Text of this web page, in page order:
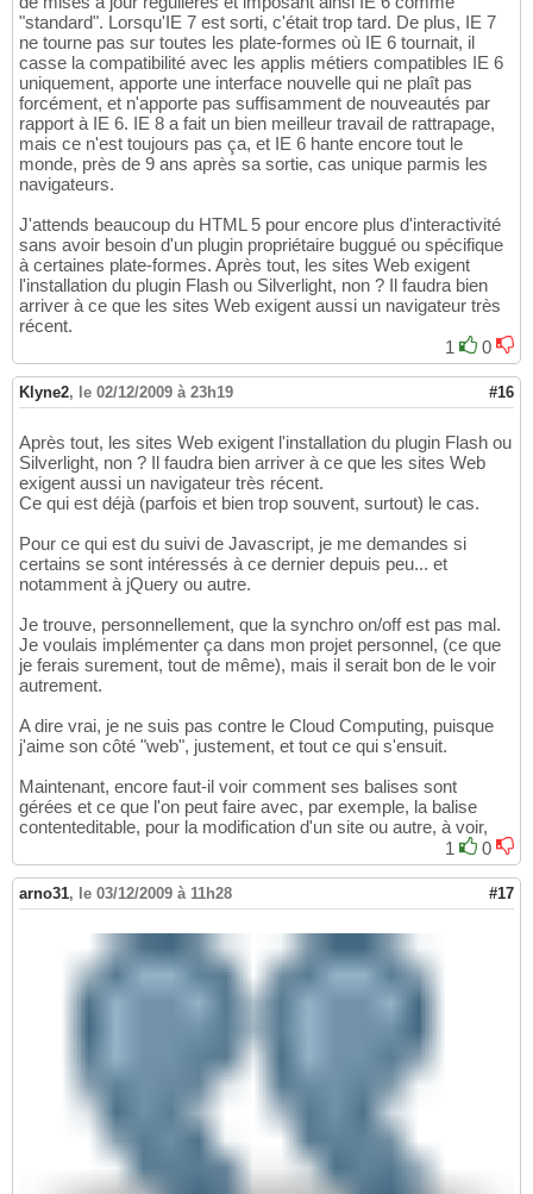
"standard". Lorsqu'IE 7 est sorti, c'était trop tard. De plus, IE 7
ne tourne pas sur toutes les plate-formes où IE 6 tournait, il
casse la compatibilité avec les applis métiers compatibles IE 6
uniquement, apporte une interface nouvelle qui ne plaît pas
forcément, et n'apporte pas suffisamment de nouveautés par
rapport à IE 6. IE 8 a fait un bien meilleur travail de rattrapage,
mais ce n'est toujours pas ça, et IE 6 hante encore tout le
monde, près de 9 ans après sa sortie, cas unique parmis les
navigateurs.
J'attends beaucoup du HTML 5 pour encore plus d'interactivité
sans avoir besoin d'un plugin propriétaire buggué ou spécifique
à certaines plate-formes. Après tout, les sites Web exigent
l'installation du plugin Flash ou Silverlight, non ? Il faudra bien
arriver à ce que les sites Web exigent aussi un navigateur très
récent.
1
0
Klyne2, le 02/12/2009 à 23h19 #16
Après tout, les sites Web exigent l'installation du plugin Flash ou
Silverlight, non ? Il faudra bien arriver à ce que les sites Web
exigent aussi un navigateur très récent.
Ce qui est déjà (parfois et bien trop souvent, surtout) le cas.
Pour ce qui est du suivi de Javascript, je me demandes si
certains se sont intéressés à ce dernier depuis peu... et
notamment à jQuery ou autre.
Je trouve, personnellement, que la synchro on/off est pas mal.
Je voulais implémenter ça dans mon projet personnel, (ce que
je ferais surement, tout de même), mais il serait bon de le voir
autrement.
A dire vrai, je ne suis pas contre le Cloud Computing, puisque
j'aime son côté "web", justement, et tout ce qui s'ensuit.
Maintenant, encore faut-il voir comment ses balises sont
gérées et ce que l'on peut faire avec, par exemple, la balise
contenteditable, pour la modification d'un site ou autre, à voir,
1
0
arno31, le 03/12/2009 à 11h28 #17